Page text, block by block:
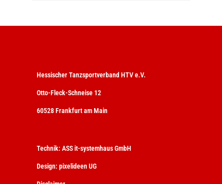
Hessischer Tanzsportverband HTV e.V.
Otto-Fleck-Schneise 12
60528 Frankfurt am Main
Technik: ASS it-systemhaus GmbH
Design: pixelideen UG